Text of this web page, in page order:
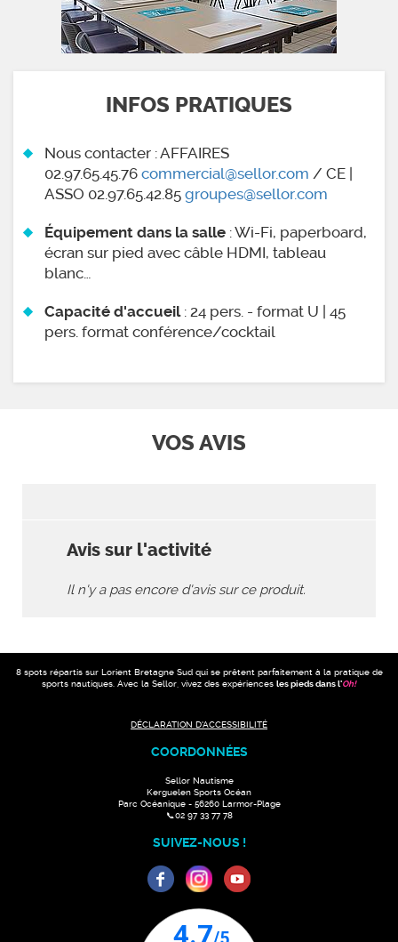
INFOS PRATIQUES
Nous contacter : AFFAIRES
02.97.65.45.76 commercial@sellor.com / CE |
ASSO 02.97.65.42.85 groupes@sellor.com
Équipement dans la salle : Wi-Fi, paperboard,
écran sur pied avec câble HDMI, tableau
blanc…
Capacité d'accueil : 24 pers. - format U | 45
pers. format conférence/cocktail
VOS AVIS
Avis sur l'activité
Il n'y a pas encore d'avis sur ce produit.
8 spots répartis sur Lorient Bretagne Sud qui se prêtent parfaitement à la pratique de
sports nautiques. Avec la Sellor, vivez des expériences les pieds dans l'Oh!
DÉCLARATION D'ACCESSIBILITÉ
COORDONNÉES
Sellor Nautisme
Kerguelen Sports Océan
Parc Océanique - 56260 Larmor-Plage
📞02 97 33 77 78
SUIVEZ-NOUS !